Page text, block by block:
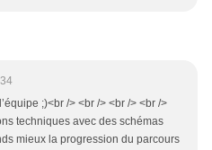
;)<br /> <br /> <br /> <br />
techniques avec des schémas
mieux la progression du parcours